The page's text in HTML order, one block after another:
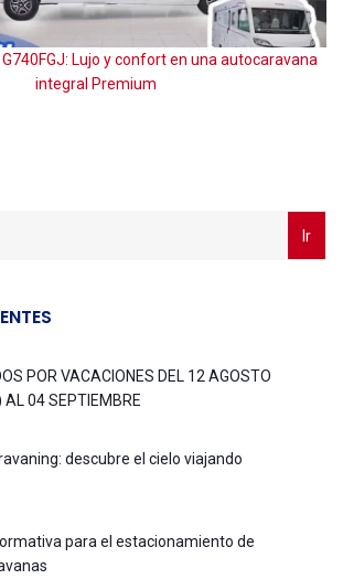
Lujo y confort en una autocaravana
integral Premium
POR VACACIONES DEL 12 AGOSTO
AL 04 SEPTIEMBRE
descubre el cielo viajando
para el estacionamiento de